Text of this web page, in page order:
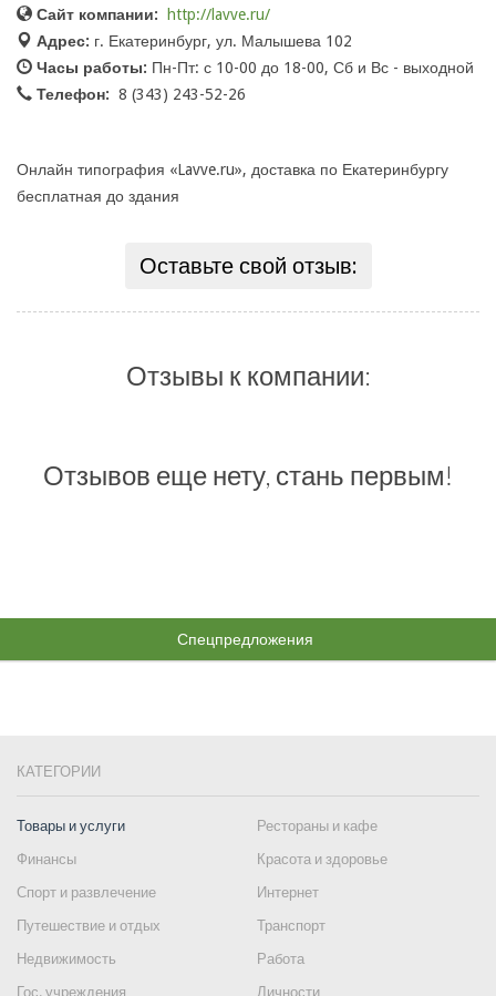
Сайт компании:
http://lavve.ru/
Адрес: г. Екатеринбург, ул. Малышева 102
Часы работы: Пн-Пт: с 10-00 до 18-00, Сб и Вс - выходной
Телефон: 8 (343) 243-52-26
Онлайн типография «Lavve.ru», доставка по Екатеринбургу
бесплатная до здания
Оставьте свой отзыв:
Отзывы к компании:
Отзывов еще нету, стань первым!
Спецпредложения
КАТЕГОРИИ
Товары и услуги
Рестораны и кафе
Финансы
Красота и здоровье
Спорт и развлечение
Интернет
Путешествие и отдых
Транспорт
Недвижимость
Работа
Гос. учреждения
Личности